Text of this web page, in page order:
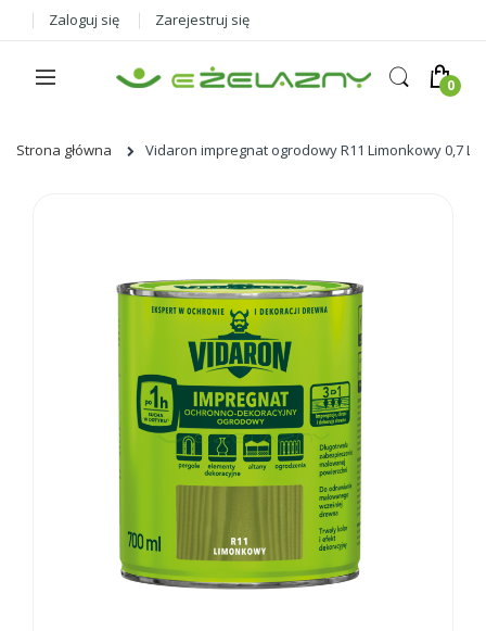
Zaloguj się Zarejestruj się
Strona główna Vidaron impregnat ogrodowy R11 Limonkowy 0,7 L